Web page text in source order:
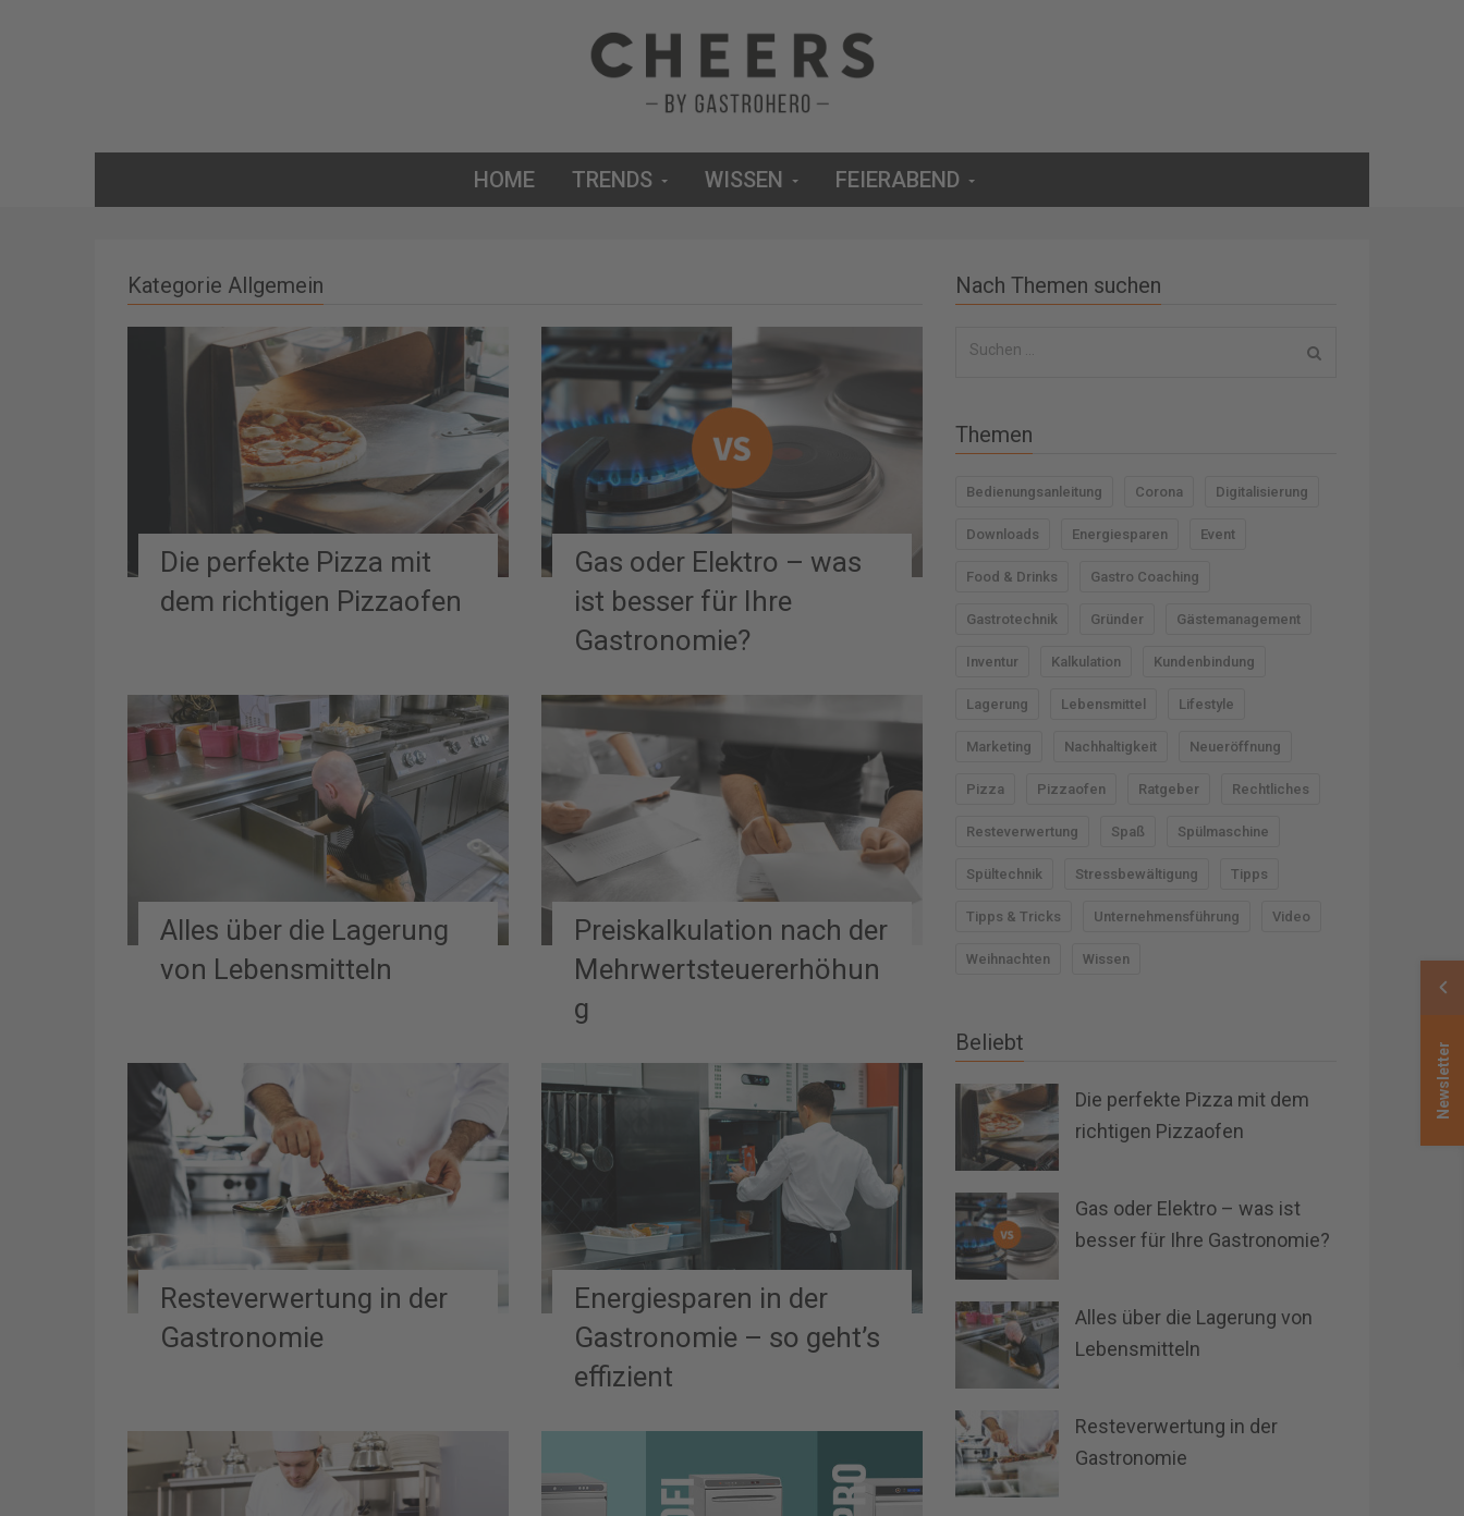
Newsletter
HOME TRENDS WISSEN FEIERABEND
Kategorie Allgemein
Die perfekte Pizza mit
dem richtigen Pizzaofen
Gas oder Elektro – was
ist besser für Ihre
Gastronomie?
Alles über die Lagerung
von Lebensmitteln
Preiskalkulation nach der
Mehrwertsteuererhöhun
g
Resteverwertung in der
Gastronomie
Energiesparen in der
Gastronomie – so geht’s
effizient
Nach Themen suchen
h
Themen
Bedienungsanleitung Corona Digitalisierung
Downloads Energiesparen Event
Food & Drinks Gastro Coaching
Gastrotechnik Gründer Gästemanagement
Inventur Kalkulation Kundenbindung
Lagerung Lebensmittel Lifestyle
Marketing Nachhaltigkeit Neueröffnung
Pizza Pizzaofen Ratgeber Rechtliches
Resteverwertung Spaß Spülmaschine
Spültechnik Stressbewältigung Tipps
Tipps & Tricks Unternehmensführung Video
Weihnachten Wissen
Beliebt
Die perfekte Pizza mit dem
richtigen Pizzaofen
Gas oder Elektro – was ist
besser für Ihre Gastronomie?
Alles über die Lagerung von
Lebensmitteln
Resteverwertung in der
Gastronomie